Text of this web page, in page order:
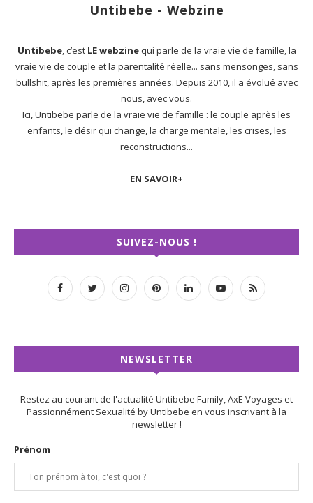
Untibebe - Webzine
Untibebe, c’est LE webzinequi parle de la vraie vie de famille, la
vraie vie de couple et la parentalité réelle... sans mensonges, sans
bullshit, après les premières années. Depuis 2010, il a évolué avec
nous, avec vous.
Ici, Untibebe parle de la vraie vie de famille : le couple après les
enfants, le désir qui change, la charge mentale, les crises, les
reconstructions...
EN SAVOIR+
SUIVEZ-NOUS !
NEWSLETTER
Restez au courant de l'actualité Untibebe Family, AxE Voyages et
Passionnément Sexualité by Untibebe en vous inscrivant à la
newsletter !
Prénom